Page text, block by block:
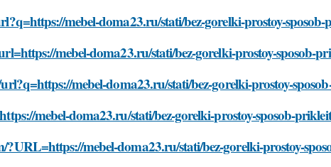
mebel-doma23.ru/stati/bez-gorelki-prostoy-
mebel-doma23.ru/stati/bez-gorelki-prostoy-sposob-
mebel-doma23.ru/stati/bez-gorelki-prostoy-
mebel-doma23.ru/stati/bez-gorelki-prostoy-sposob-
?URL=https://mebel-doma23.ru/stati/bez-gorelki-prostoy-